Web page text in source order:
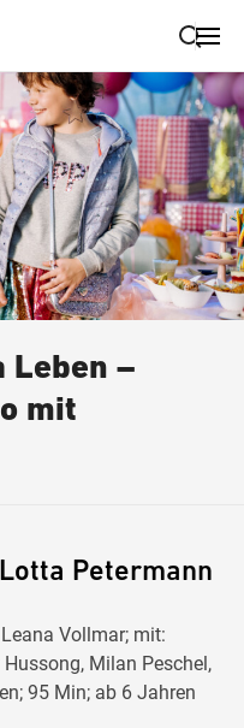
Suche schließen
erhalten
Leben –
mit
Petermann
Vollmar; mit:
Milan Peschel,
95 Min; ab 6 Jahren